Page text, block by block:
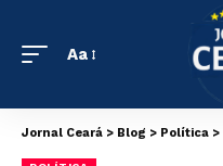
Aa
Jornal Ceará > Blog > Política >